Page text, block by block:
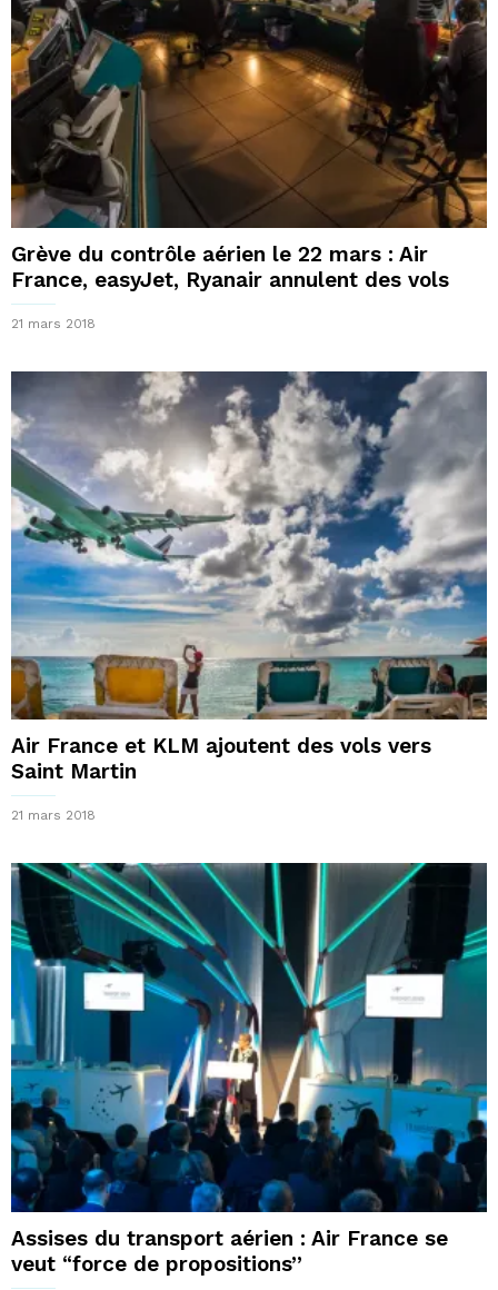
Grève du contrôle aérien le 22 mars : Air
France, easyJet, Ryanair annulent des vols
21 mars 2018
Air France et KLM ajoutent des vols vers
Saint Martin
21 mars 2018
Assises du transport aérien : Air France se
veut “force de propositions”